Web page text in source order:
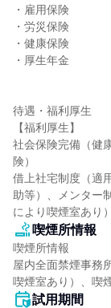
・雇用保険
・労災保険
・健康保険
・厚生年金
待遇・福利厚生
【福利厚生】
社会保険完備（健
険）
借上社宅制度（適
助等）、メンター
により喫煙室あり）
喫煙所情報
喫煙所情報
屋内全面禁煙事務
喫煙室あり）、喫
試用期間